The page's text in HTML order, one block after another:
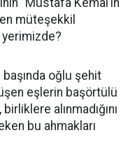
“Mustafa Kemal’in
müteşekkil
yerimizde?
oğlu şehit
eşlerin başörtülü
alınmadığını
bu ahmakları